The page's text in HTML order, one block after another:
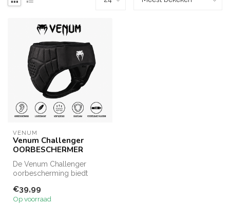
VENUM
Venum Challenger
OORBESCHERMER
De Venum Challenger
oorbescherming biedt
bescherming tij...
€39,99
Op voorraad